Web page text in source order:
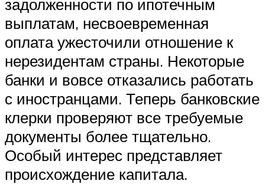
задолженности по ипотечным
выплатам, несвоевременная
оплата ужесточили отношение к
нерезидентам страны. Некоторые
банки и вовсе отказались работать
с иностранцами. Теперь банковские
клерки проверяют все требуемые
документы более тщательно.
Особый интерес представляет
происхождение капитала.